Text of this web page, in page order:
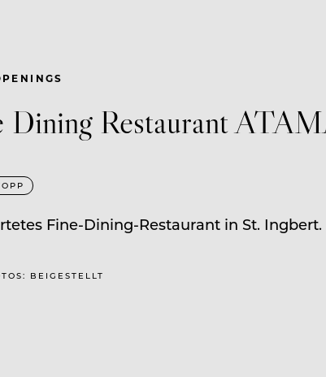
Restaurant
Fine-Dining-Restaurant in St. Ingbert.
BEIGESTELLT